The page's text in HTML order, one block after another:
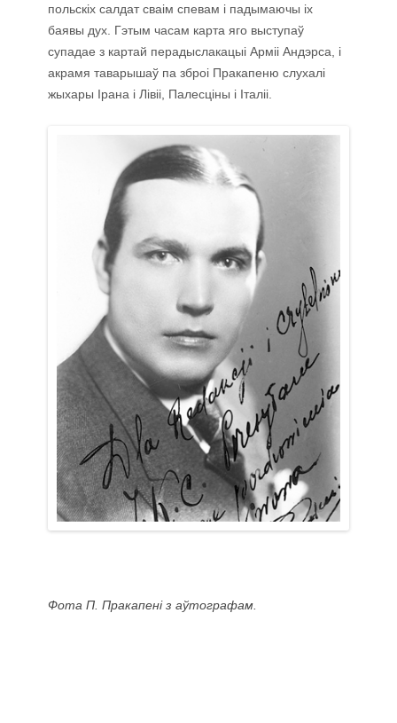
польскіх салдат сваім спевам і падымаючы іх
баявы дух. Гэтым часам карта яго выступаў
супадае з картай перадыслакацыі Арміі Андэрса, і
акрамя таварышаў па зброі Пракапеню слухалі
жыхары Ірана і Лівіі, Палесціны і Італіі.
Фота П. Пракапені з аўтографам.